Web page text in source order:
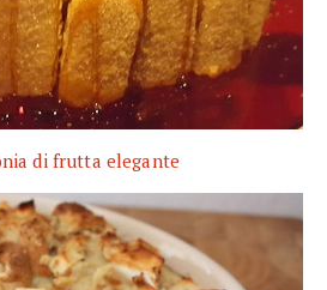
di frutta elegante